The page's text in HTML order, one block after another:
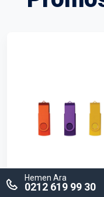
Hemen Ara
0212 619 99 30